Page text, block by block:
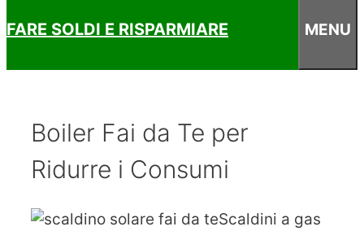
FARE SOLDI E RISPARMIARE MENU
Boiler Fai da Te per
Ridurre i Consumi
Scaldini a gas